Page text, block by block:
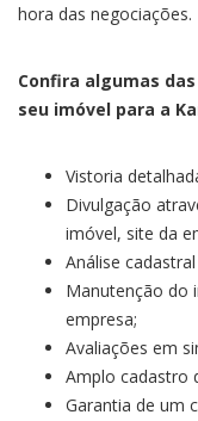
hora das negociações.
Confira algumas
seu imóvel para a
Vistoria
Divulgação
imóvel, site da
Análise
Manutenção do
empresa;
Avaliações em
Amplo cadastro
Garantia de um